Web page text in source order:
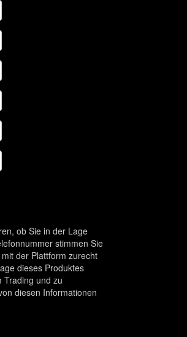
ob Sie in der Lage
stimmen Sie
der Plattform zurecht
dieses Produktes
Trading und zu
diesen Informationen